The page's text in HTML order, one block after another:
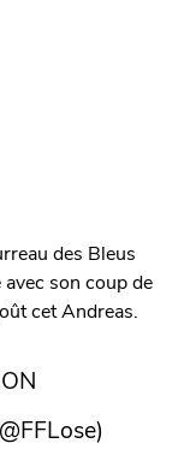
des Bleus
son coup de
cet Andreas.